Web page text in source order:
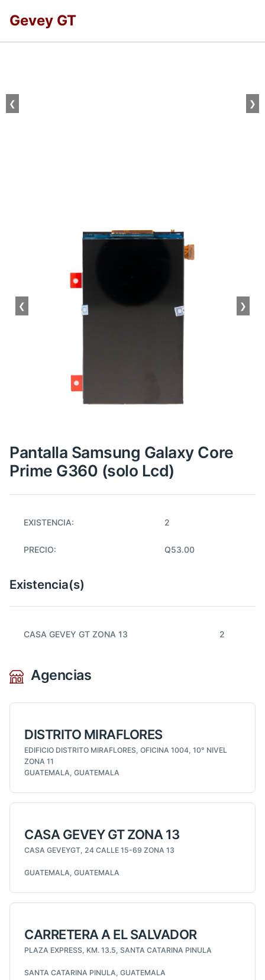
Gevey GT
❮ ❯
❮ ❯
Pantalla Samsung Galaxy Core
Prime G360 (solo Lcd)
EXISTENCIA: 2
PRECIO: Q53.00
Existencia(s)
CASA GEVEY GT ZONA 13 2
Agencias
DISTRITO MIRAFLORES
EDIFICIO DISTRITO MIRAFLORES, OFICINA 1004, 10° NIVEL
ZONA 11
GUATEMALA, GUATEMALA
CASA GEVEY GT ZONA 13
CASA GEVEYGT, 24 CALLE 15-69 ZONA 13
GUATEMALA, GUATEMALA
CARRETERA A EL SALVADOR
PLAZA EXPRESS, KM. 13.5, SANTA CATARINA PINULA
SANTA CATARINA PINULA, GUATEMALA